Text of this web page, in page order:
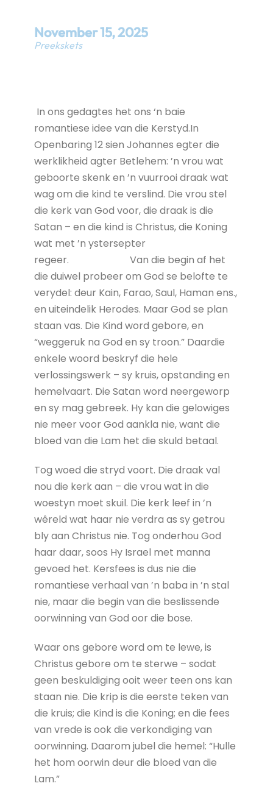
November15,2025
Preekskets
In ons gedagtes het ons ‘n baie
romantiese idee van die Kerstyd.In
Openbaring 12 sien Johannes egter die
werklikheid agter Betlehem: ’n vrou wat
geboorte skenk en ’n vuurrooi draak wat
wag om die kind te verslind. Die vrou stel
die kerk van God voor, die draak is die
Satan – en die kind is Christus, die Koning
wat met ’n ystersepter
regeer. Van die begin af het
die duiwel probeer om God se belofte te
verydel: deur Kain, Farao, Saul, Haman ens.,
en uiteindelik Herodes. Maar God se plan
staan vas. Die Kind word gebore, en
“weggeruk na God en sy troon.” Daardie
enkele woord beskryf die hele
verlossingswerk – sy kruis, opstanding en
hemelvaart. Die Satan word neergeworp
en sy mag gebreek. Hy kan die gelowiges
nie meer voor God aankla nie, want die
bloed van die Lam het die skuld betaal.
Tog woed die stryd voort. Die draak val
nou die kerk aan – die vrou wat in die
woestyn moet skuil. Die kerk leef in ’n
wêreld wat haar nie verdra as sy getrou
bly aan Christus nie. Tog onderhou God
haar daar, soos Hy Israel met manna
gevoed het. Kersfees is dus nie die
romantiese verhaal van ’n baba in ’n stal
nie, maar die begin van die beslissende
oorwinning van God oor die bose.
Waar ons gebore word om te lewe, is
Christus gebore om te sterwe – sodat
geen beskuldiging ooit weer teen ons kan
staan nie. Die krip is die eerste teken van
die kruis; die Kind is die Koning; en die fees
van vrede is ook die verkondiging van
oorwinning. Daarom jubel die hemel: “Hulle
het hom oorwin deur die bloed van die
Lam.”